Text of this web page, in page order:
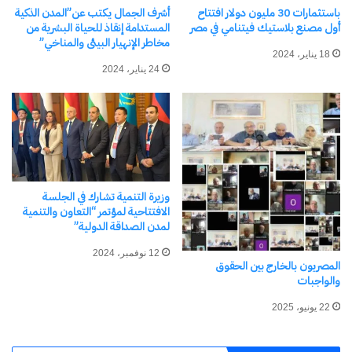
الأولى، بحيث احتل يونس سعود ورضا الزناكي المركز
الأول، فيما عادت الرتبة الثانية للفريق المتكون من
فتحي بوعجاج ومحمد زكرياء الخديم .
هذا، وتوجت هذه النتائج نسخة ناجحة بكل المقاييس،
أكدت من جديد مكانة الداخلة كوجهة مفضلة لعشاق
البحر والرياضات المستدامة، وكمنصة عالمية تجمع بين
التنافس الرياضي، والسياحة البيئية، وروح الانتماء
الوطني، كما شكل الحدث مناسبة لتسليط الضوء على
المؤهلات الطبيعية والسياحية التي تزخر بها الجهة،
وترسيخ مكانة الداخلة كوجهة عالمية لعشاق الرياضات
البحرية.
المجلس الإقليمي للسياحة بجهة الداخلة وادي الذهب،
باستثمارات 30 مليون دولار افتتاح
أول مصنع بلاستيك فيتنامي في مصر
18 يناير، 2024
أشرف الجمال يكتب عن”المدن الذكية
المستدامة إنقاذ للحياة البشرية من
مخاطر الإنهيار البيئى والمناخي”
24 يناير، 2024
المصريون بالخارج بين الحقوق
والواجبات
22 يونيو، 2025
وزيرة التنمية تشارك في الجلسة
الافتتاحية لمؤتمر “التعاون والتنمية
لمدن الصداقة الدولية”
12 نوفمبر، 2024